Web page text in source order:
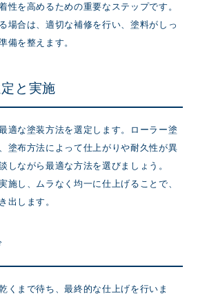
性を高めるための重要なステップです。
場合は、適切な補修を行い、塗料がしっ
備を整えます。
と実施
適な塗装方法を選定します。ローラー塗
塗布方法によって仕上がりや耐久性が異
しながら最適な方法を選びましょう。
施し、ムラなく均一に仕上げることで、
出します。
くまで待ち、最終的な仕上げを行いま